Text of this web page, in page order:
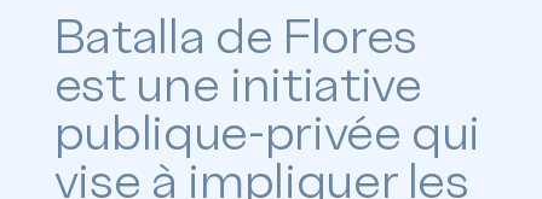
Batalla de Flores
est une initiative
publique-privée qui
vise à impliquer les